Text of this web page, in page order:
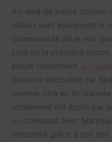
Au-delà de suivre Johann
vidéos sont également le
communauté de le voir
Lors de la première
projet concernant
toujours d’actualité car
premier titre en fin
totalement été écrite par
co-composé avec
rencontré grâce à son